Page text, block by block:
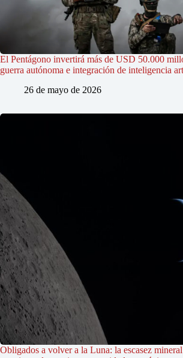
El Pentágono invertirá más de USD 50.000
guerra autónoma e integración de inteligencia
26 de mayo de 2026
Obligados a volver a la Luna: la escasez